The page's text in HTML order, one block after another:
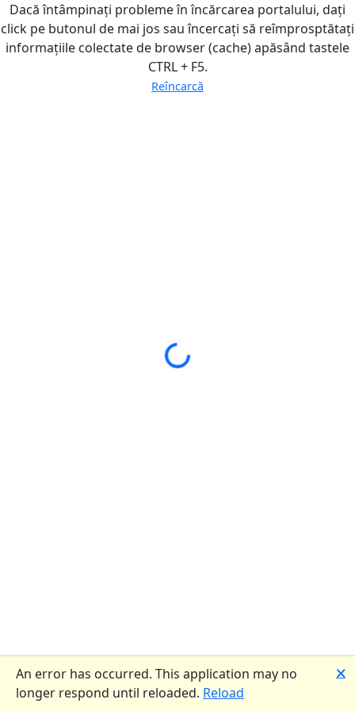
Loading...
Dacă întâmpinați probleme în încărcarea portalului, dați
click pe butonul de mai jos sau încercați să reîmprosptătați
informațiile colectate de browser (cache) apăsând tastele
CTRL + F5.
Reîncarcă
An error has occurred. This application may no
longer respond until reloaded. Reload
🗙